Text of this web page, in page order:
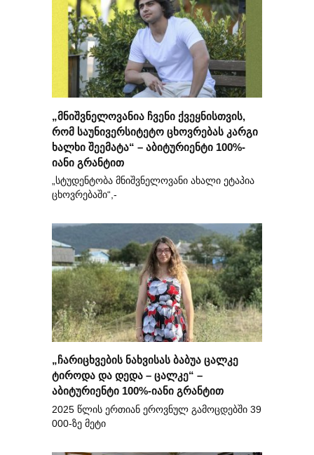
„მნიშვნელოვანია ჩვენი ქვეყნისთვის,
რომ საუნივერსიტეტო ცხოვრებას კარგი
ხალხი შეემატა“ – აბიტურიენტი 100%-
იანი გრანტით
„სტუდენტობა მნიშვნელოვანი ახალი ეტაპია
ცხოვრებაში“,-
„ჩარიცხვების ნახვისას ბაბუა ცალკე
ტიროდა და დედა – ცალკე“ –
აბიტურიენტი 100%-იანი გრანტით
2025 წლის ერთიან ეროვნულ გამოცდებში 39
000-ზე მეტი